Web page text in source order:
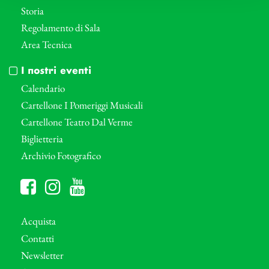
Storia
Regolamento di Sala
Area Tecnica
I nostri eventi
Calendario
Cartellone I Pomeriggi Musicali
Cartellone Teatro Dal Verme
Biglietteria
Archivio Fotografico
Acquista
Contatti
Newsletter